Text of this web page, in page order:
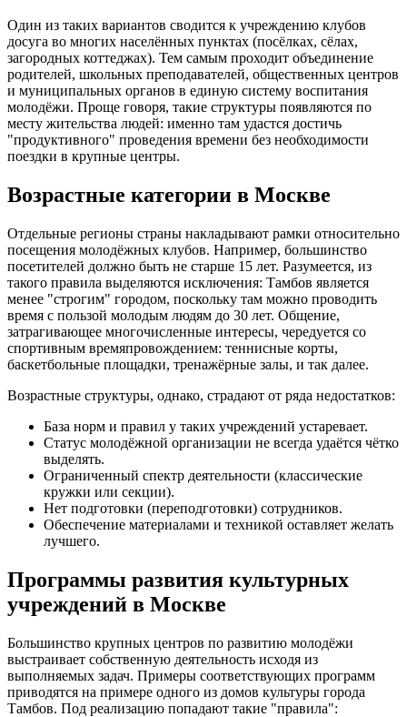
Один из таких вариантов сводится к учреждению клубов
досуга во многих населённых пунктах (посёлках, сёлах,
загородных коттеджах). Тем самым проходит объединение
родителей, школьных преподавателей, общественных центров
и муниципальных органов в единую систему воспитания
молодёжи. Проще говоря, такие структуры появляются по
месту жительства людей: именно там удастся достичь
"продуктивного" проведения времени без необходимости
поездки в крупные центры.
Возрастные категории в Москве
Отдельные регионы страны накладывают рамки относительно
посещения молодёжных клубов. Например, большинство
посетителей должно быть не старше 15 лет. Разумеется, из
такого правила выделяются исключения: Тамбов является
менее "строгим" городом, поскольку там можно проводить
время с пользой молодым людям до 30 лет. Общение,
затрагивающее многочисленные интересы, чередуется со
спортивным времяпровождением: теннисные корты,
баскетбольные площадки, тренажёрные залы, и так далее.
Возрастные структуры, однако, страдают от ряда недостатков:
База норм и правил у таких учреждений устаревает.
Статус молодёжной организации не всегда удаётся чётко
выделять.
Ограниченный спектр деятельности (классические
кружки или секции).
Нет подготовки (переподготовки) сотрудников.
Обеспечение материалами и техникой оставляет желать
лучшего.
Программы развития культурных
учреждений в Москве
Большинство крупных центров по развитию молодёжи
выстраивает собственную деятельность исходя из
выполняемых задач. Примеры соответствующих программ
приводятся на примере одного из домов культуры города
Тамбов. Под реализацию попадают такие "правила":